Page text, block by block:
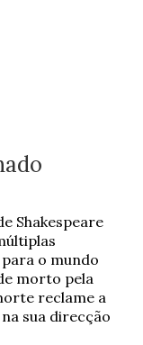
Shakespeare
o mundo
morto pela
reclame a
sua direcção